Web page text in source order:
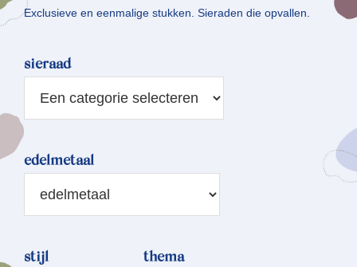
Exclusieve en eenmalige stukken. Sieraden die opvallen.
sieraad
edelmetaal
stijl thema